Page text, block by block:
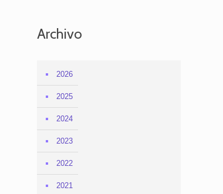
Archivo
2026
2025
2024
2023
2022
2021